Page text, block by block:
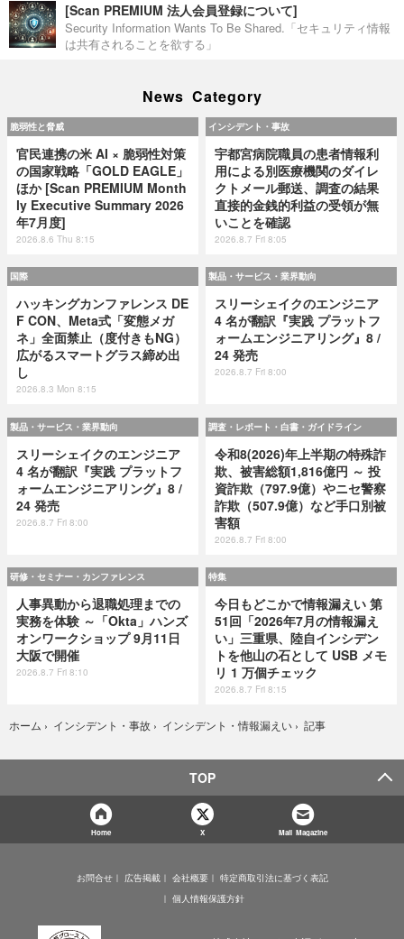
[Scan PREMIUM 法人会員登録について]
Security Information Wants To Be Shared.「セキュリティ情報
は共有されることを欲する」
News Category
脆弱性と脅威
官民連携の米 AI × 脆弱性対策
の国家戦略「GOLD EAGLE」
ほか [Scan PREMIUM Month
ly Executive Summary 2026
年7月度]
2026.8.6 Thu 8:15
インシデント・事故
宇都宮病院職員の患者情報利
用による別医療機関のダイレ
クトメール郵送、調査の結果
直接的金銭的利益の受領が無
いことを確認
2026.8.7 Fri 8:05
国際
ハッキングカンファレンス DE
F CON、Meta式「変態メガ
ネ」全面禁止（度付きもNG）
広がるスマートグラス締め出
し
2026.8.3 Mon 8:15
製品・サービス・業界動向
スリーシェイクのエンジニア
4 名が翻訳『実践 プラットフ
ォームエンジニアリング』8 /
24 発売
2026.8.7 Fri 8:00
製品・サービス・業界動向
スリーシェイクのエンジニア
4 名が翻訳『実践 プラットフ
ォームエンジニアリング』8 /
24 発売
2026.8.7 Fri 8:00
調査・レポート・白書・ガイドライン
令和8(2026)年上半期の特殊詐
欺、被害総額1,816億円 ～ 投
資詐欺（797.9億）やニセ警察
詐欺（507.9億）など手口別被
害額
2026.8.7 Fri 8:00
研修・セミナー・カンファレンス
人事異動から退職処理までの
実務を体験 ～「Okta」ハンズ
オンワークショップ 9月11日
大阪で開催
2026.8.7 Fri 8:10
特集
今日もどこかで情報漏えい 第
51回「2026年7月の情報漏え
い」三重県、陸自インシデン
トを他山の石として USB メモ
リ 1 万個チェック
2026.8.7 Fri 8:15
ホーム › インシデント・事故 › インシデント・情報漏えい › 記事
TOP
Home X Mail Magazine
お問合せ 広告掲載 会社概要
特定商取引法に基づく表記
個人情報保護方針